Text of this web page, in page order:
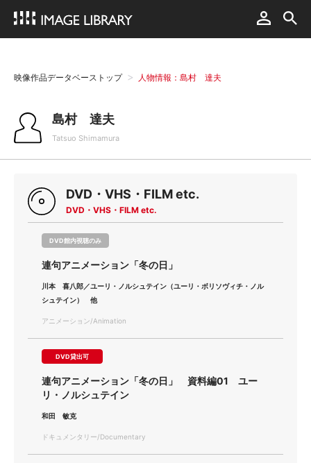
映像作品データベーストップ 人物情報：島村 達夫
島村 達夫
Tatsuo Shimamura
DVD・VHS・FILM etc.
DVD・VHS・FILM etc.
DVD館内視聴のみ
連句アニメーション「冬の日」
川本 喜八郎／ユーリ・ノルシュテイン（ユーリ・ボリソヴィチ・ノル
シュテイン） 他
アニメーション/Animation
DVD貸出可
連句アニメーション「冬の日」 資料編01 ユー
リ・ノルシュテイン
和田 敏克
ドキュメンタリー/Documentary